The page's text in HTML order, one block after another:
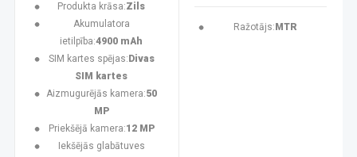
Produkta krāsa:Zils
Akumulatora
ietilpība:4900 mAh
SIM kartes spējas: Divas
SIM kartes
Aizmugurējās kamera:50
MP
Priekšējā kamera:12 MP
Iekšējās glabātuves
Ražotājs: MTR